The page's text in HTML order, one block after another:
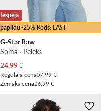
papildu -25% Kods: LAST
Iespēja
G-Star Raw
Soma · Pelēks
Pašreizējā cena
24,99€
Regulārā cena57,99 €
Zemākā cena26,99 €